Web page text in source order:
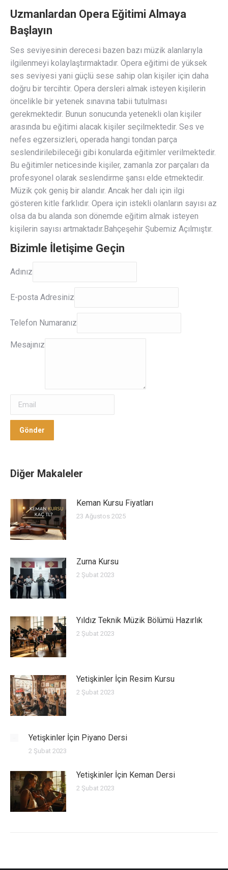
Uzmanlardan Opera Eğitimi Almaya
Başlayın
Ses seviyesinin derecesi bazen bazı müzik alanlarıyla
ilgilenmeyi kolaylaştırmaktadır. Opera eğitimi de yüksek
ses seviyesi yani güçlü sese sahip olan kişiler için daha
doğru bir tercihtir. Opera dersleri almak isteyen kişilerin
öncelikle bir yetenek sınavına tabii tutulması
gerekmektedir. Bunun sonucunda yetenekli olan kişiler
arasında bu eğitimi alacak kişiler seçilmektedir. Ses ve
nefes egzersizleri, operada hangi tondan parça
seslendirilebileceği gibi konularda eğitimler verilmektedir.
Bu eğitimler neticesinde kişiler, zamanla zor parçaları da
profesyonel olarak seslendirme şansı elde etmektedir.
Müzik çok geniş bir alandır. Ancak her dalı için ilgi
gösteren kitle farklıdır. Opera için istekli olanların sayısı az
olsa da bu alanda son dönemde eğitim almak isteyen
kişilerin sayısı artmaktadır.Bahçeşehir Şubemiz Açılmıştır.
Bizimle İletişime Geçin
Adınız
E-posta Adresiniz
posta
Adresiniz
Telefon Numaranız
Mesajınız
Gönder
Gönder
Diğer Makaleler
Keman Kursu Fiyatları
23 Ağustos 2025
Zurna Kursu
2 Şubat 2023
Yıldız Teknik Müzik Bölümü Hazırlık
2 Şubat 2023
Yetişkinler İçin Resim Kursu
2 Şubat 2023
Yetişkinler İçin Piyano Dersi
2 Şubat 2023
Yetişkinler İçin Keman Dersi
2 Şubat 2023